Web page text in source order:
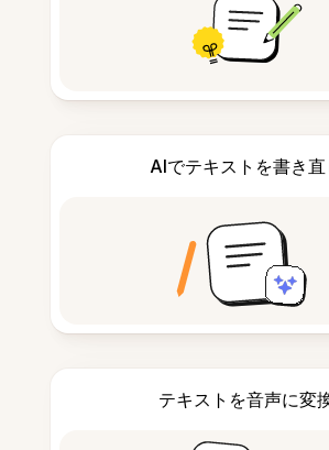
AIでテキストを書き直
テキストを音声に変